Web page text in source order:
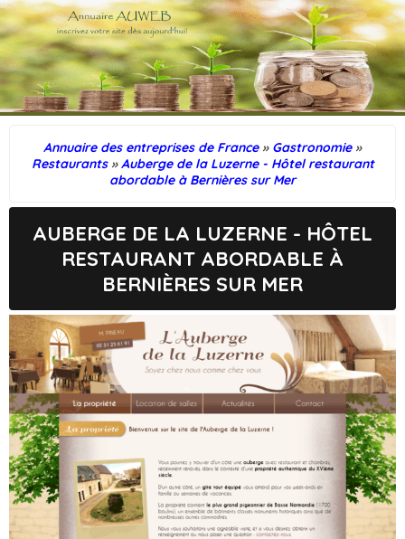
Annuaire des entreprises de France » Gastronomie »
Restaurants »Auberge de la Luzerne - Hôtel restaurant
abordable à Bernières sur Mer
AUBERGE DE LA LUZERNE - HÔTEL
RESTAURANT ABORDABLE À
BERNIÈRES SUR MER